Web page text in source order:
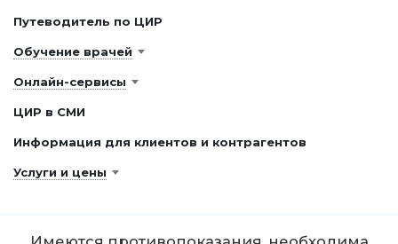
Путеводитель по ЦИР
Обучение врачей
Онлайн-сервисы
ЦИР в СМИ
Информация для клиентов и контрагентов
Услуги и цены